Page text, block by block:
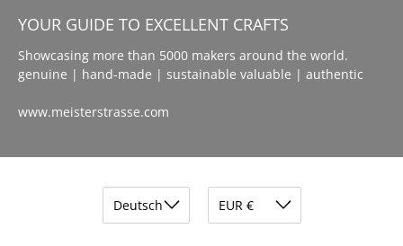
YOUR GUIDE TO EXCELLENT CRAFTS
Showcasing more than 5000 makers around the world.
genuine | hand-made | sustainable valuable | authentic
www.meisterstrasse.com